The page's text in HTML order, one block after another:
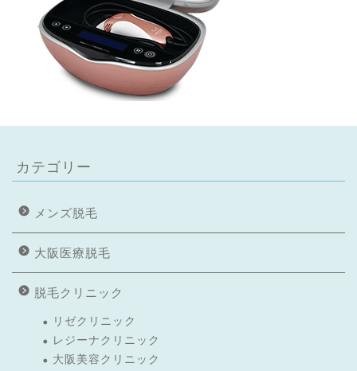
カテゴリー
メンズ脱毛
大阪医療脱毛
脱毛クリニック
リゼクリニック
レジーナクリニック
大阪美容クリニック